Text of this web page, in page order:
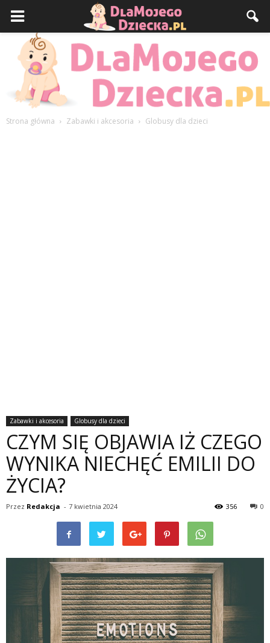
Strona główna Zabawki i akcesoria Globusy dla dzieci
Zabawki i akcesoria Globusy dla dzieci
CZYM SIĘ OBJAWIA IŻ CZEGO
WYNIKA NIECHĘĆ EMILII DO
ŻYCIA?
Przez Redakcja - 7 kwietnia 2024 0
356